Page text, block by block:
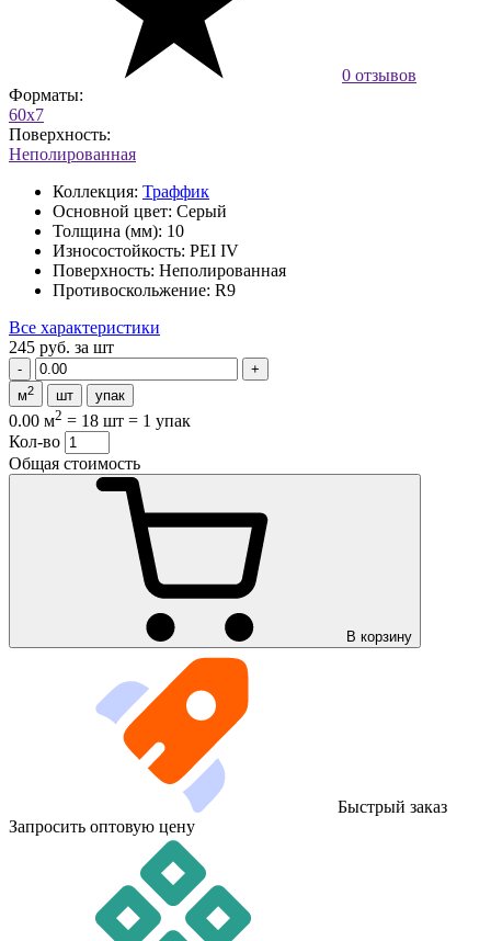
0 отзывов
Форматы:
60x7
Поверхность:
Неполированная
Коллекция: Траффик
Основной цвет: Серый
Толщина (мм): 10
Износостойкость: PEI IV
Поверхность: Неполированная
Противоскольжение: R9
Все характеристики
245 руб. за шт
м2 шт упак
0.00 м2 = 18 шт = 1 упак
Кол-во
Общая стоимость
В корзину
Быстрый заказ
Запросить оптовую цену